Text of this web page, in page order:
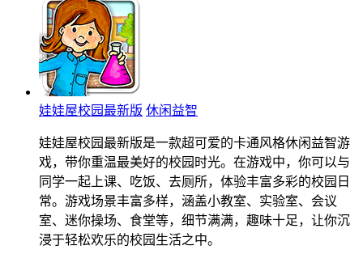
娃娃屋校园最新版 休闲益智
娃娃屋校园最新版是一款超可爱的卡通风格休闲益智游
戏，带你重温最美好的校园时光。在游戏中，你可以与
同学一起上课、吃饭、去厕所，体验丰富多彩的校园日
常。游戏场景丰富多样，涵盖小教室、实验室、会议
室、迷你操场、食堂等，细节满满，趣味十足，让你沉
浸于轻松欢乐的校园生活之中。